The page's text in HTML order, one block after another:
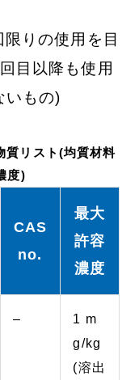
りの使用を目
目以降も使用
いもの)
リスト(均質材料
度)
CAS
no.
最大
許容
濃度
–
1 m
g/kg
(溶出